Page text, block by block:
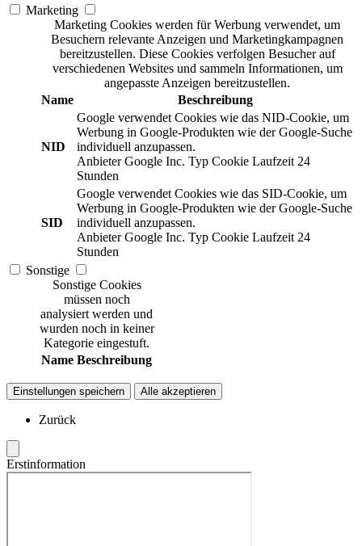
Marketing
Marketing Cookies werden für Werbung verwendet, um
Besuchern relevante Anzeigen und Marketingkampagnen
bereitzustellen. Diese Cookies verfolgen Besucher auf
verschiedenen Websites und sammeln Informationen, um
angepasste Anzeigen bereitzustellen.
Name
Beschreibung
NID
Google verwendet Cookies wie das NID-Cookie, um
Werbung in Google-Produkten wie der Google-Suche
individuell anzupassen.
Anbieter Google Inc. Typ Cookie Laufzeit 24
Stunden
SID
Google verwendet Cookies wie das SID-Cookie, um
Werbung in Google-Produkten wie der Google-Suche
individuell anzupassen.
Anbieter Google Inc. Typ Cookie Laufzeit 24
Stunden
Sonstige
Sonstige Cookies
müssen noch
analysiert werden und
wurden noch in keiner
Kategorie eingestuft.
Name Beschreibung
Einstellungen speichern Alle akzeptieren
Zurück
Erstinformation